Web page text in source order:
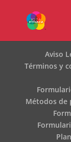
Aviso
Términos y
Métodos de